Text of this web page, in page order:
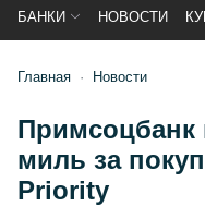
БАНКИ НОВОСТИ
Главная Новости
Примсоцбанк
миль за
Priority